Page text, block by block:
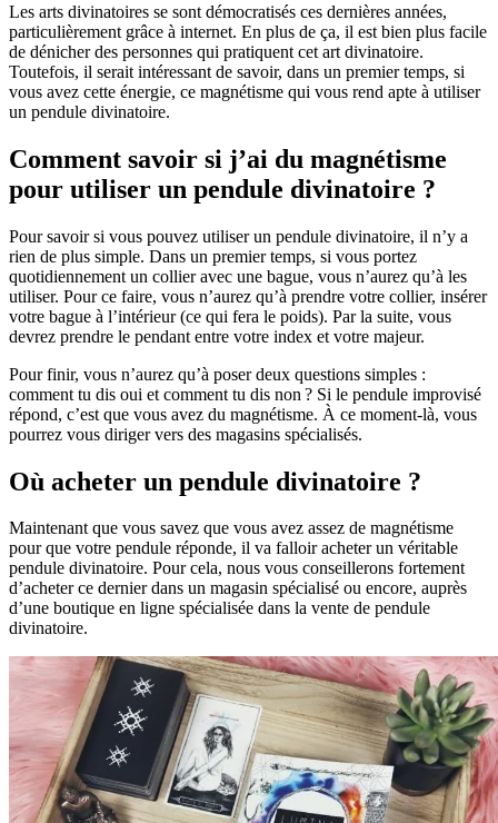
Les arts divinatoires se sont démocratisés ces dernières années,
particulièrement grâce à internet. En plus de ça, il est bien plus facile
de dénicher des personnes qui pratiquent cet art divinatoire.
Toutefois, il serait intéressant de savoir, dans un premier temps, si
vous avez cette énergie, ce magnétisme qui vous rend apte à utiliser
un pendule divinatoire.
Comment savoir si j’ai du magnétisme
pour utiliser un pendule divinatoire ?
Pour savoir si vous pouvez utiliser un pendule divinatoire, il n’y a
rien de plus simple. Dans un premier temps, si vous portez
quotidiennement un collier avec une bague, vous n’aurez qu’à les
utiliser. Pour ce faire, vous n’aurez qu’à prendre votre collier, insérer
votre bague à l’intérieur (ce qui fera le poids). Par la suite, vous
devrez prendre le pendant entre votre index et votre majeur.
Pour finir, vous n’aurez qu’à poser deux questions simples :
comment tu dis oui et comment tu dis non ? Si le pendule improvisé
répond, c’est que vous avez du magnétisme. À ce moment-là, vous
pourrez vous diriger vers des magasins spécialisés.
Où acheter un pendule divinatoire ?
Maintenant que vous savez que vous avez assez de magnétisme
pour que votre pendule réponde, il va falloir acheter un véritable
pendule divinatoire. Pour cela, nous vous conseillerons fortement
d’acheter ce dernier dans un magasin spécialisé ou encore, auprès
d’une boutique en ligne spécialisée dans la vente de pendule
divinatoire.